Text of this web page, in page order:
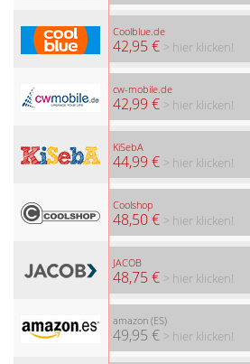
Coolblue.de
42,95 € > hier klicken!
cw-mobile.de
42,99 € > hier klicken!
KiSebA
44,99 € > hier klicken!
Coolshop
48,50 € > hier klicken!
JACOB
48,75 € > hier klicken!
amazon (ES)
49,95 € > hier klicken!